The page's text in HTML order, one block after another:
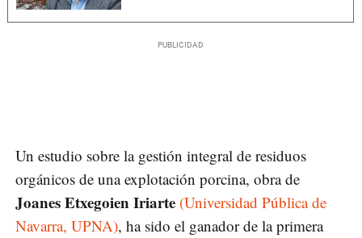
Un estudio sobre la gestión integral de residuos
orgánicos de una explotación porcina, obra de
Joanes Etxegoien Iriarte (Universidad Pública de
Navarra, UPNA), ha sido el ganador de la primera